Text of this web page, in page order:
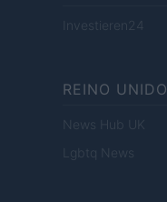
Investieren24
REINO UNIDO
News Hub UK
Lgbtq News